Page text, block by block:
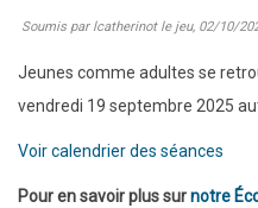
:
Analyses
de
Soumis par lcatherinotle jeu, 02/10/
Jeunes comme adultes se
vendredi 19 septembre 2025
Voir calendrier des séances
Pour en savoir plus surnotre